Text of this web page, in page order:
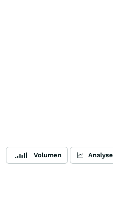
Volumen Analyse